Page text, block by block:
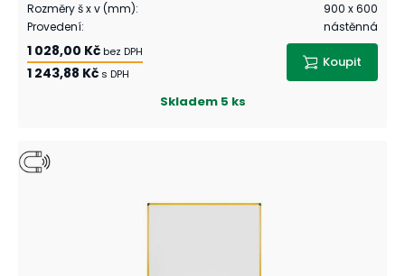
Rozměry š x v (mm):
900 x 600
Provedení: nástěnná
1 028,00 Kčbez DPH
1 243,88 Kč s DPH
Koupit
Skladem 5 ks